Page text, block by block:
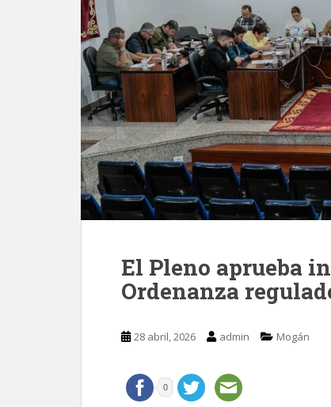
El Pleno aprueba
Ordenanza
28 abril, 2026 admin Mogán
0